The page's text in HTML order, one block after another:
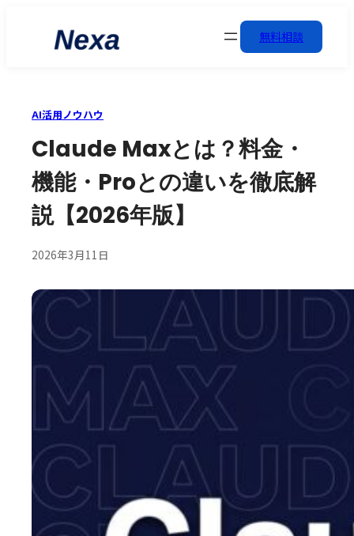
無料相談
AI活用ノウハウ
Claude Maxとは？料金・
機能・Proとの違いを徹底解
説【2026年版】
2026年3月11日